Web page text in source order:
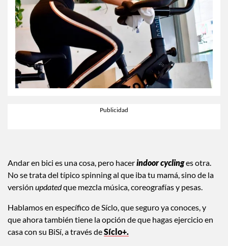
Andar en bici es una cosa, pero hacerindoor cyclinges otra.
No se trata del típico spinning al que iba tu mamá, sino de la
versión updatedque mezcla música, coreografías y pesas.
Hablamos en específico de Síclo, que seguro ya conoces, y
que ahora también tiene la opción de que hagas ejercicio en
casa con su BiSí, a través deSíclo+.